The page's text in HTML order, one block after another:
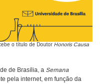
o título de DoutorHonoris Causa
de Brasília, a Semana
pela internet, em função da